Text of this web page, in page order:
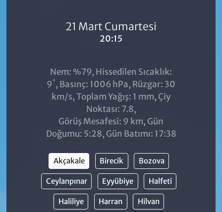
21 Mart Cumartesi
20:15
Nem: %79, Hissedilen Sıcaklık:
9°, Basınç: 1006 hPa, Rüzgar: 30
km/s, Toplam Yağış: 1 mm, Çiy
Noktası: 7.8,
Görüş Mesafesi: 9 km, Gün
Doğumu: 5:28, Gün Batımı: 17:38
Akçakale Birecik Bozova
Ceylanpınar Eyyübiye Halfeti
Haliliye Harran Hilvan